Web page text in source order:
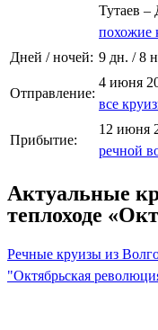
Тутаев –
похожие
Дней / ночей: 9 дн. / 8
Отправление:
4 июня
все
Прибытие:
12 июня
речной
Актуальные
теплоходе
Речные круизы из
"Октябрьская